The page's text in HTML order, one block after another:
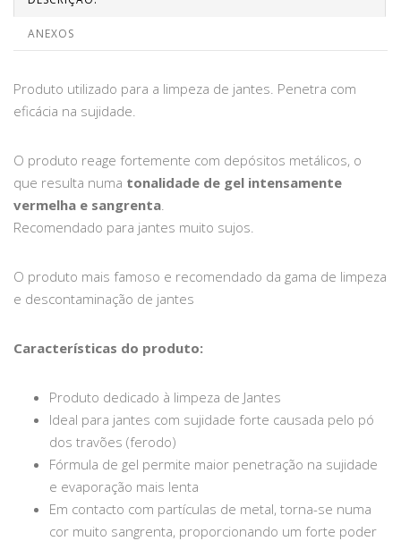
ANEXOS
Produto utilizado para a limpeza de jantes. Penetra com
eficácia na sujidade.
O produto reage fortemente com depósitos metálicos, o
que resulta numa tonalidade de gel intensamente
vermelha e sangrenta
Recomendado para jantes muito sujos.
O produto mais famoso e recomendado da gama de limpeza
e descontaminação de jantes
Características do produto:
Produto dedicado à limpeza de Jantes
Ideal para jantes com sujidade forte causada pelo pó
dos travões (ferodo)
Fórmula de gel permite maior penetração na sujidade
e evaporação mais lenta
Em contacto com partículas de metal, torna-se numa
cor muito sangrenta, proporcionando um forte poder